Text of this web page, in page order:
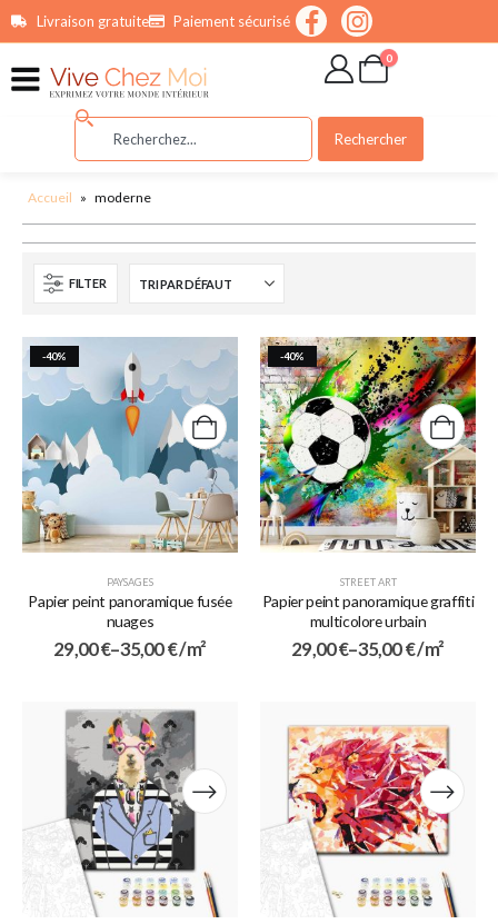
principalLivraison gratuite Paiement sécurisé
0
Rechercher
Accueil » moderne
FILTER
-40%
PAYSAGES
Papier peint panoramique fusée
nuages
29,00€–35,00€/ m²
-40%
STREET ART
Papier peint panoramique graffiti
multicolore urbain
29,00€–35,00€/ m²